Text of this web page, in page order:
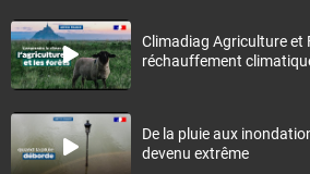
Climadiag Agriculture et
réchauffement
De la pluie aux
devenu extrême